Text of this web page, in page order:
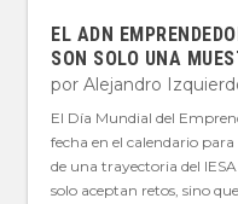
EL ADN
SON SOLO UNA
porAlejandro
El Día Mundial del
fecha en el calendario
de una trayectoria del
solo aceptan retos, sino